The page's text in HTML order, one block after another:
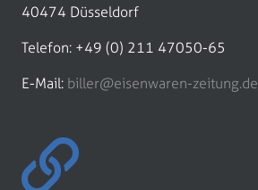
40474 Düsseldorf
Telefon: +49 (0) 211 47050-65
E-Mail: biller@eisenwaren-zeitung.de